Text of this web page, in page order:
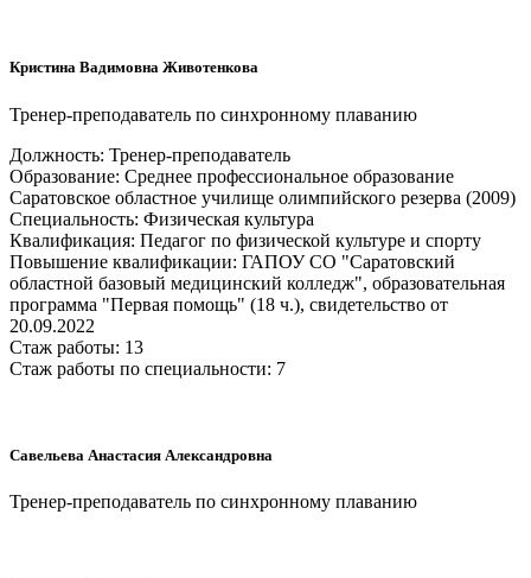
Кристина Вадимовна Животенкова
Тренер-преподаватель по синхронному плаванию
Должность: Тренер-преподаватель
Образование: Среднее профессиональное образование
Саратовское областное училище олимпийского резерва (2009)
Специальность: Физическая культура
Квалификация: Педагог по физической культуре и спорту
Повышение квалификации: ГАПОУ СО "Саратовский
областной базовый медицинский колледж", образовательная
программа "Первая помощь" (18 ч.), свидетельство от
20.09.2022
Стаж работы: 13
Стаж работы по специальности: 7
Савельева Анастасия Александровна
Тренер-преподаватель по синхронному плаванию